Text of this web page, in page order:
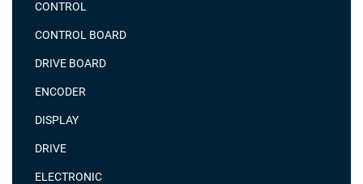
CONTROL
CONTROL BOARD
DRIVE BOARD
ENCODER
DISPLAY
DRIVE
ELECTRONIC